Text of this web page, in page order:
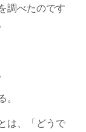
調べたのです
は、「どうで